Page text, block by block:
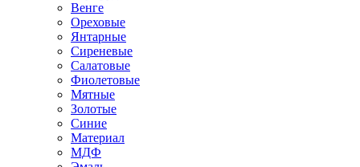
Венге
Ореховые
Янтарные
Сиреневые
Салатовые
Фиолетовые
Мятные
Золотые
Синие
Материал
МДФ